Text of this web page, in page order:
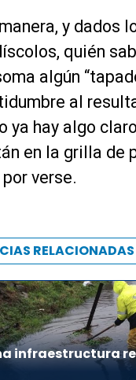
y dados
quién
algún
al
ya hay algo
en la grilla de
verse.
RELACIONADAS
infraestructura